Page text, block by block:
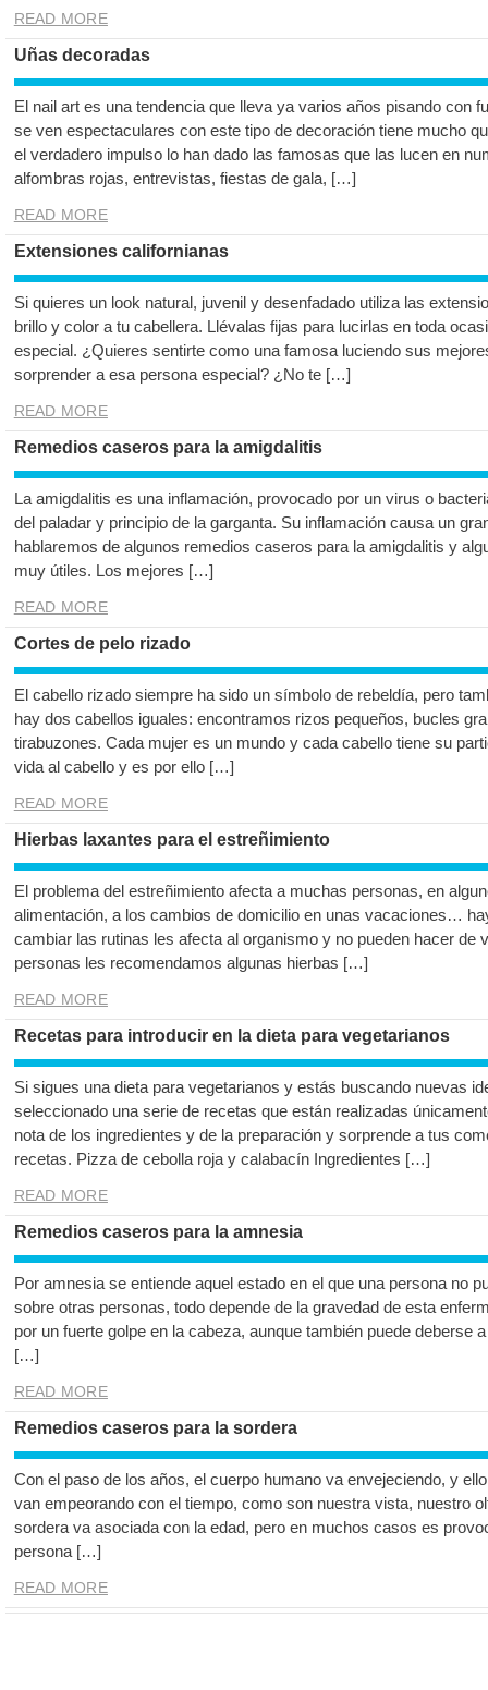
READ MORE
Uñas decoradas
El nail art es una tendencia que lleva ya varios años pisando con
se ven espectaculares con este tipo de decoración tiene mucho
el verdadero impulso lo han dado las famosas que las lucen en
alfombras rojas, entrevistas, fiestas de gala, […]
READ MORE
Extensiones californianas
Si quieres un look natural, juvenil y desenfadado utiliza las
brillo y color a tu cabellera. Llévalas fijas para lucirlas en toda
especial. ¿Quieres sentirte como una famosa luciendo sus
sorprender a esa persona especial? ¿No te […]
READ MORE
Remedios caseros para la amigdalitis
La amigdalitis es una inflamación, provocado por un virus o
del paladar y principio de la garganta. Su inflamación causa un
hablaremos de algunos remedios caseros para la amigdalitis y
muy útiles. Los mejores […]
READ MORE
Cortes de pelo rizado
El cabello rizado siempre ha sido un símbolo de rebeldía, pero
hay dos cabellos iguales: encontramos rizos pequeños, bucles
tirabuzones. Cada mujer es un mundo y cada cabello tiene su
vida al cabello y es por ello […]
READ MORE
Hierbas laxantes para el estreñimiento
El problema del estreñimiento afecta a muchas personas, en
alimentación, a los cambios de domicilio en unas vacaciones…
cambiar las rutinas les afecta al organismo y no pueden hacer de
personas les recomendamos algunas hierbas […]
READ MORE
Recetas para introducir en la dieta para vegetarianos
Si sigues una dieta para vegetarianos y estás buscando nuevas
seleccionado una serie de recetas que están realizadas
nota de los ingredientes y de la preparación y sorprende a tus
recetas. Pizza de cebolla roja y calabacín Ingredientes […]
READ MORE
Remedios caseros para la amnesia
Por amnesia se entiende aquel estado en el que una persona no
sobre otras personas, todo depende de la gravedad de esta
por un fuerte golpe en la cabeza, aunque también puede deberse
[…]
READ MORE
Remedios caseros para la sordera
Con el paso de los años, el cuerpo humano va envejeciendo, y
van empeorando con el tiempo, como son nuestra vista, nuestro
sordera va asociada con la edad, pero en muchos casos es
persona […]
READ MORE